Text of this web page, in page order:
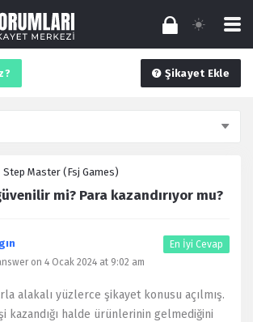
Şikayet Ekle
Step Master (Fsj Games)
mi? Para kazandırıyor mu?
En İyi Cevap
on 4 Ocak 2024 at 9:02 am
alakalı yüzlerce şikayet konusu açılmış.
kazandığı halde ürünlerinin gelmediğini